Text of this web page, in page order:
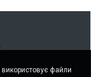
файли